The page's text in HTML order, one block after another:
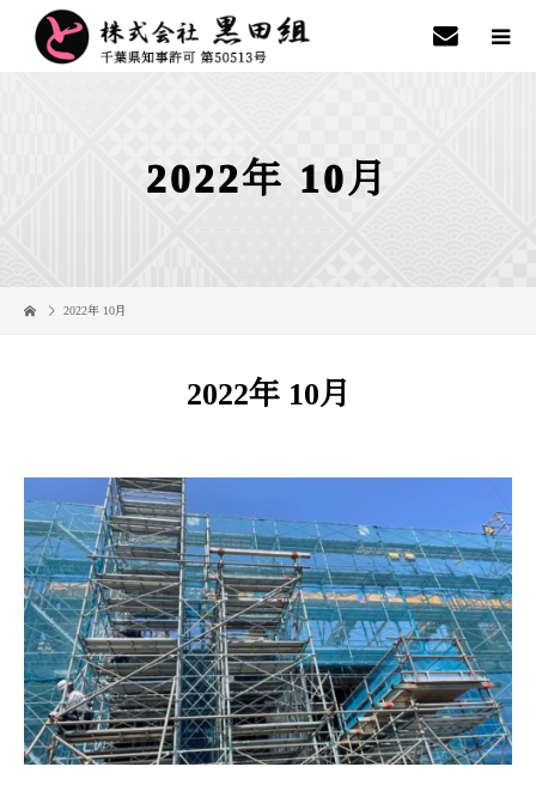
2022年 10月
2022年 10月
2022年 10月